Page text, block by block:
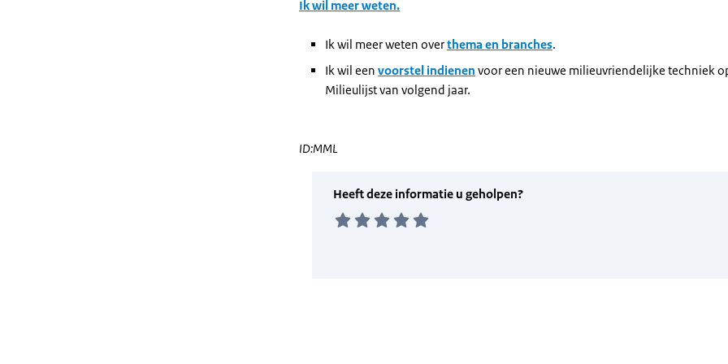
Ik wil meer weten.
Ik wil meer weten overthema en branches.
Ik wil een voorstel indienen voor een nieuwe milieuvriendelijke techniek
Milieulijst van volgend jaar.
ID:MML